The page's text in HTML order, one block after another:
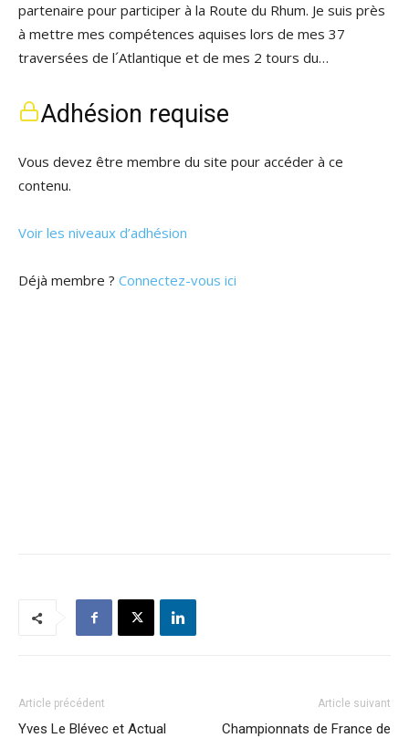
partenaire pour participer à la Route du Rhum. Je suis près
à mettre mes compétences aquises lors de mes 37
traversées de l´Atlantique et de mes 2 tours du…
Adhésion requise
Vous devez être membre du site pour accéder à ce
contenu.
Voir les niveaux d’adhésion
Déjà membre ? Connectez-vous ici
Article précédent
Yves Le Blévec et Actual
Article suivant
Championnats de France de